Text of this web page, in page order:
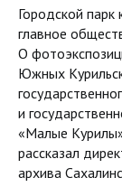
Городской
главное
О
Южных
и
«Малые
рассказал
архива